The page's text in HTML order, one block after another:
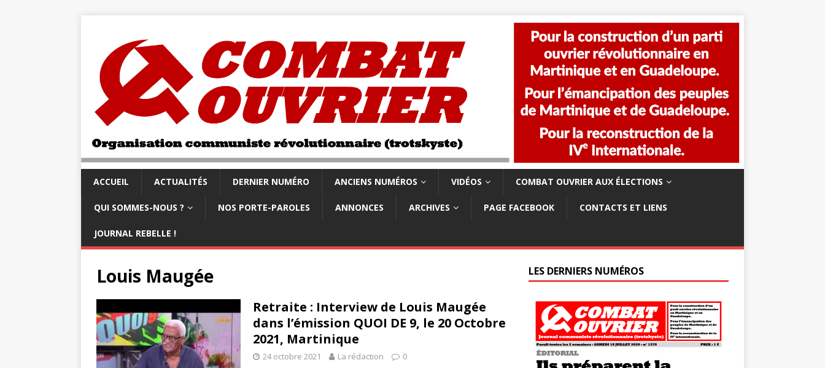
ACCUEIL ACTUALITÉS DERNIER NUMÉRO ANCIENS NUMÉROS VIDÉOS COMBAT OUVRIER AUX ÉLECTIONS
QUI SOMMES-NOUS ? NOS PORTE-PAROLES ANNONCES ARCHIVES PAGE FACEBOOK CONTACTS ET LIENS
JOURNAL REBELLE !
Louis Maugée
Retraite : Interview de Louis Maugée
dans l’émission QUOI DE 9, le 20 Octobre
2021, Martinique
24 octobre 2021 La rédaction 0
LES DERNIERS NUMÉROS